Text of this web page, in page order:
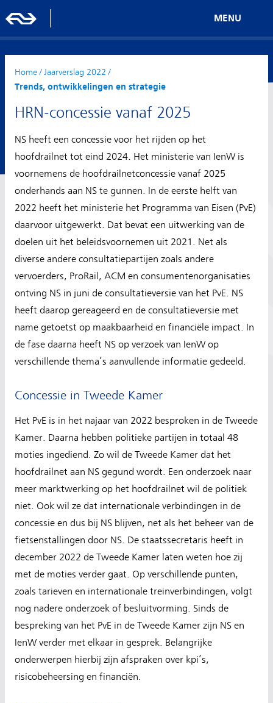
MENU
Home/ Jaarverslag 2022 /
Trends, ontwikkelingen en strategie
HRN-concessie vanaf 2025
NS heeft een concessie voor het rijden op het
hoofdrailnet tot eind 2024. Het ministerie van IenW is
voornemens de hoofdrailnetconcessie vanaf 2025
onderhands aan NS te gunnen. In de eerste helft van
2022 heeft het ministerie het Programma van Eisen (PvE)
daarvoor uitgewerkt. Dat bevat een uitwerking van de
doelen uit het beleidsvoornemen uit 2021. Net als
diverse andere consultatiepartijen zoals andere
vervoerders, ProRail, ACM en consumentenorganisaties
ontving NS in juni de consultatieversie van het PvE. NS
heeft daarop gereageerd en de consultatieversie met
name getoetst op maakbaarheid en financiële impact. In
de fase daarna heeft NS op verzoek van IenW op
verschillende thema’s aanvullende informatie gedeeld.
Concessie in Tweede Kamer
Het PvE is in het najaar van 2022 besproken in de Tweede
Kamer. Daarna hebben politieke partijen in totaal 48
moties ingediend. Zo wil de Tweede Kamer dat het
hoofdrailnet aan NS gegund wordt. Een onderzoek naar
meer marktwerking op het hoofdrailnet wil de politiek
niet. Ook wil ze dat internationale verbindingen in de
concessie en dus bij NS blijven, net als het beheer van de
fietsenstallingen door NS. De staatssecretaris heeft in
december 2022 de Tweede Kamer laten weten hoe zij
met de moties verder gaat. Op verschillende punten,
zoals tarieven en internationale treinverbindingen, volgt
nog nadere onderzoek of besluitvorming. Sinds de
bespreking van het PvE in de Tweede Kamer zijn NS en
IenW verder met elkaar in gesprek. Belangrijke
onderwerpen hierbij zijn afspraken over kpi’s,
risicobeheersing en financiën.